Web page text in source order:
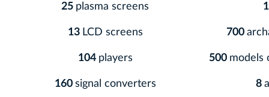
25 plasma screens
13 LCD screens
104 players
160 signal converters
700
500 models
8